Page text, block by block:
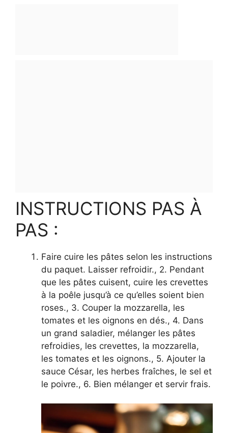
INSTRUCTIONS PAS À
PAS :
Faire cuire les pâtes selon les instructions
du paquet. Laisser refroidir., 2. Pendant
que les pâtes cuisent, cuire les crevettes
à la poêle jusqu’à ce qu’elles soient bien
roses., 3. Couper la mozzarella, les
tomates et les oignons en dés., 4. Dans
un grand saladier, mélanger les pâtes
refroidies, les crevettes, la mozzarella,
les tomates et les oignons., 5. Ajouter la
sauce César, les herbes fraîches, le sel et
le poivre., 6. Bien mélanger et servir frais.